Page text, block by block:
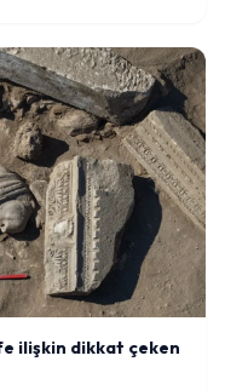
ilişkin dikkat çeken